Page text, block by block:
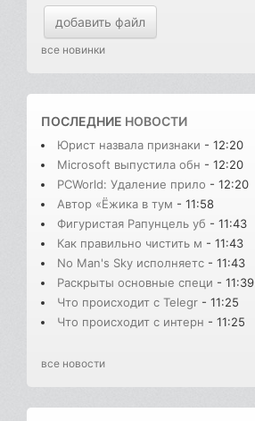
добавить файл
все новинки
ПОСЛЕДНИЕ НОВОСТИ
Юрист назвала признаки - 12:20
Microsoft выпустила обн - 12:20
PCWorld: Удаление прило - 12:20
Автор «Ёжика в тум - 11:58
Фигуристая Рапунцель уб - 11:43
Как правильно чистить м - 11:43
No Man's Sky исполняетс - 11:43
Раскрыты основные специ - 11:39
Что происходит с Telegr - 11:25
Что происходит с интерн - 11:25
все новости